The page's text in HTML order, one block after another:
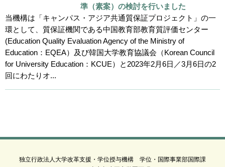
準（素案）の検討を行いました
当機構は「キャンパス・アジア共通質保証プロジェクト」の一
環として、質保証機関である中国教育部教育質評価センター
(Education Quality Evaluation Agency of the Ministry of
Education：EQEA）及び韓国大学教育協議会（Korean Council
for University Education：KCUE）と2023年2月6日／3月6日の2
回にわたりオ...
独立行政法人大学改革支援・学位授与機構 学位・国際事業部国際課